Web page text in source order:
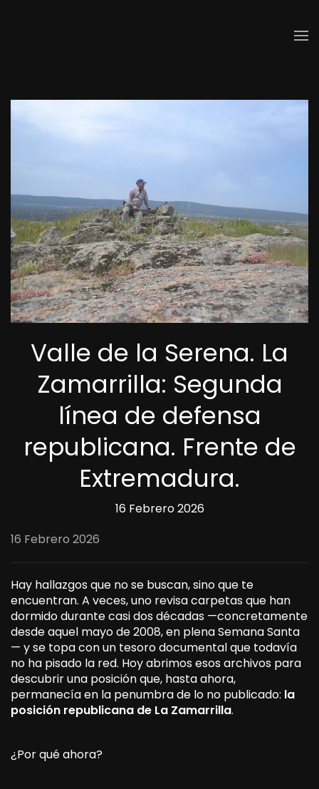
Valle de la Serena. La
Zamarrilla: Segunda
línea de defensa
republicana. Frente de
Extremadura.
16 Febrero 2026
16 Febrero 2026
Hay hallazgos que no se buscan, sino que te
encuentran. A veces, uno revisa carpetas que han
dormido durante casi dos décadas —concretamente
desde aquel mayo de 2008, en plena Semana Santa
— y se topa con un tesoro documental que todavía
no ha pisado la red. Hoy abrimos esos archivos para
descubrir una posición que, hasta ahora,
permanecía en la penumbra de lo no publicado: la
posición republicana de La Zamarrilla.
¿Por qué ahora?